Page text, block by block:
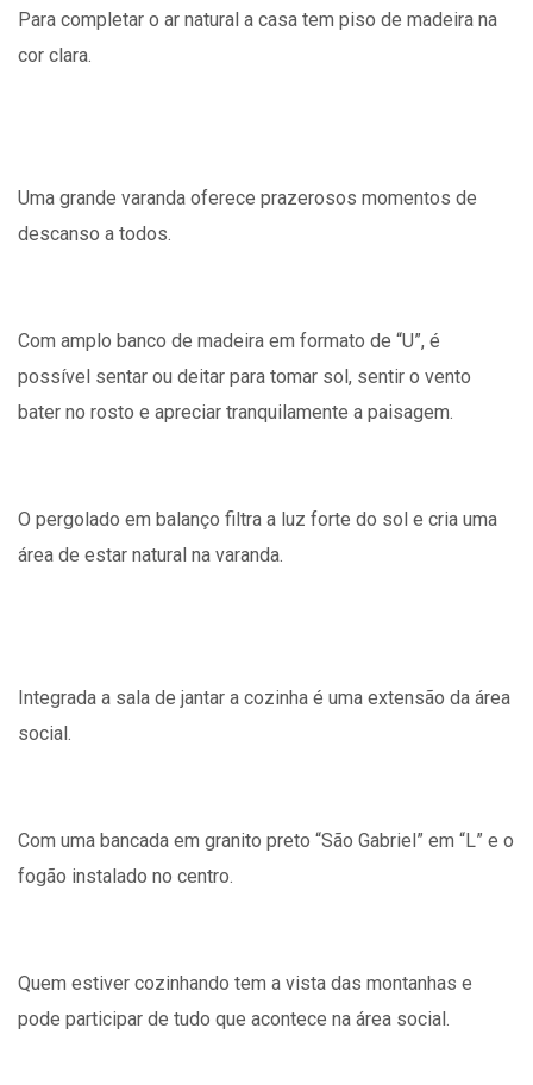
Para completar o ar natural a casa tem piso de madeira na
cor clara.
Uma grande varanda oferece prazerosos momentos de
descanso a todos.
Com amplo banco de madeira em formato de “U”, é
possível sentar ou deitar para tomar sol, sentir o vento
bater no rosto e apreciar tranquilamente a paisagem.
O pergolado em balanço filtra a luz forte do sol e cria uma
área de estar natural na varanda.
Integrada a sala de jantar a cozinha é uma extensão da área
social.
Com uma bancada em granito preto “São Gabriel” em “L” e o
fogão instalado no centro.
Quem estiver cozinhando tem a vista das montanhas e
pode participar de tudo que acontece na área social.